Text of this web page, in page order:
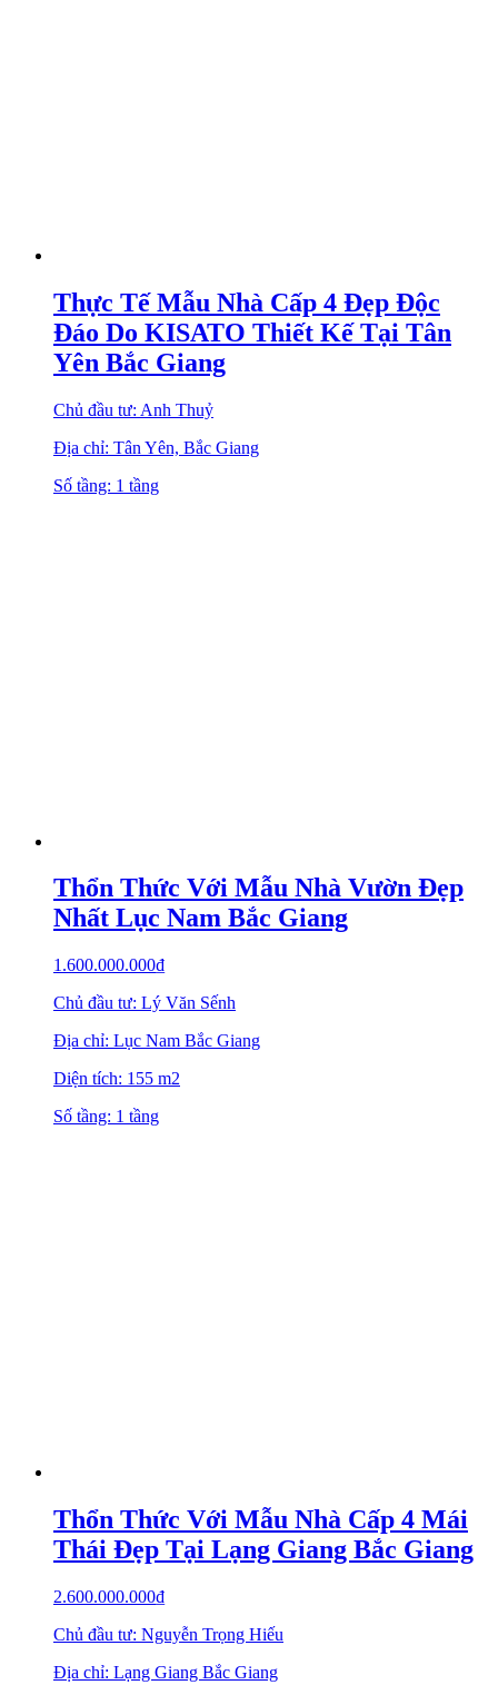
Thực Tế Mẫu Nhà Cấp 4 Đẹp Độc
Đáo Do KISATO Thiết Kế Tại Tân
Yên Bắc Giang
Chủ đầu tư: Anh Thuỷ
Địa chỉ: Tân Yên, Bắc Giang
Số tầng: 1 tầng
Thổn Thức Với Mẫu Nhà Vườn Đẹp
Nhất Lục Nam Bắc Giang
1.600.000.000₫
Chủ đầu tư: Lý Văn Sếnh
Địa chỉ: Lục Nam Bắc Giang
Diện tích: 155 m2
Số tầng: 1 tầng
Thổn Thức Với Mẫu Nhà Cấp 4 Mái
Thái Đẹp Tại Lạng Giang Bắc Giang
2.600.000.000₫
Chủ đầu tư: Nguyễn Trọng Hiếu
Địa chỉ: Lạng Giang Bắc Giang